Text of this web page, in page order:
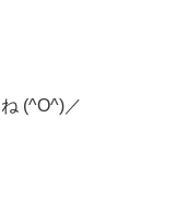
(^O^)／